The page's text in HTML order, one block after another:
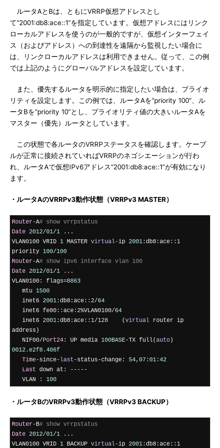
ルータAとBは、ともにVRRP仮想アドレスとし
て“2001:db8:ace::1”を指定しています。仮想アドレスにはリンク
ローカルアドレスを使うのが一般的ですが、仮想インターフェイ
ス（およびアドレス）への到達性を遠隔から監視したい場合に
は、リンクローカルアドレスは利用できません。従って、この例
では上記のようにグローバルアドレスを設定しています。
また、優先するルータを明示的に指定したい場合は、プライオ
リティを設定します。この例では、ルータAを“priority 100”、ル
ータBを“priority 10”とし、プライオリティ値の大きいルータAを
マスター（優先）ルータとしています。
この状態で各ルータのVRRPステータスを確認します。ケーブ
ルが正常に接続されていればVRRPのネゴシエーションが行わ
れ、ルータAで仮想IPv6アドレス“2001:db8:ace::1”が有効になり
ます。
・ルータAのVRRPv3動作状態（VRRPv3 MASTER）
Router-A# show vrrpstatus
Date 2012/01/1
...
VLAN0100 VRID 1 MASTER virtual-ip 2001 :db8 :ace ::1
priority 100/100
Router-A# show ipv6 interface vlan 100
Date 2012/01/1
...
VLAN0100 : flags=8863
   mtu
1500
   inet6
2001 :db8 :ace ::2/64
   inet6 fe80
::ace :2%VLAN0100/64
   inet6
2001 :db8 :ace ::1/128 (virtual router ip
address )
   NIF00
/Port24 : UP media 100BASE-TX full(auto )
0012.e2f8.406f
Time-since- last -status-change : 54, 07 :01 :42
Last down at :
-----
   VLAN
: 100
・ルータBのVRRPv3動作状態（VRRPv3 BACKUP）
Router-B# show vrrpstatus
Date 2012/01/1
...
VLAN0100 VRID 1 BACKUP virtual-ip 2001 :db8 :ace ::1